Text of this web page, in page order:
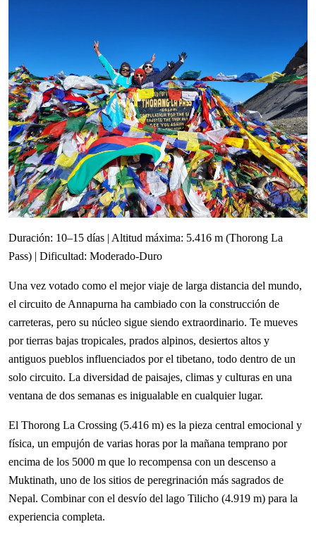
Duración: 10–15 días | Altitud máxima: 5.416 m (Thorong La
Pass) | Dificultad: Moderado-Duro
Una vez votado como el mejor viaje de larga distancia del mundo,
el circuito de Annapurna ha cambiado con la construcción de
carreteras, pero su núcleo sigue siendo extraordinario. Te mueves
por tierras bajas tropicales, prados alpinos, desiertos altos y
antiguos pueblos influenciados por el tibetano, todo dentro de un
solo circuito. La diversidad de paisajes, climas y culturas en una
ventana de dos semanas es inigualable en cualquier lugar.
El Thorong La Crossing (5.416 m) es la pieza central emocional y
física, un empujón de varias horas por la mañana temprano por
encima de los 5000 m que lo recompensa con un descenso a
Muktinath, uno de los sitios de peregrinación más sagrados de
Nepal. Combinar con el desvío del lago Tilicho (4.919 m) para la
experiencia completa.